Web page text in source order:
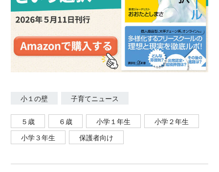
小１の壁 子育てニュース
５歳 ６歳 小学１年生
小学２年生
小学３年生
保護者向け